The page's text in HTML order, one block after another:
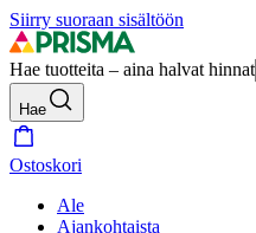
Siirry suoraan sisältöön
Hae tuotteita – aina halvat hinnat
Hae
Ostoskori
Ale
Ajankohtaista